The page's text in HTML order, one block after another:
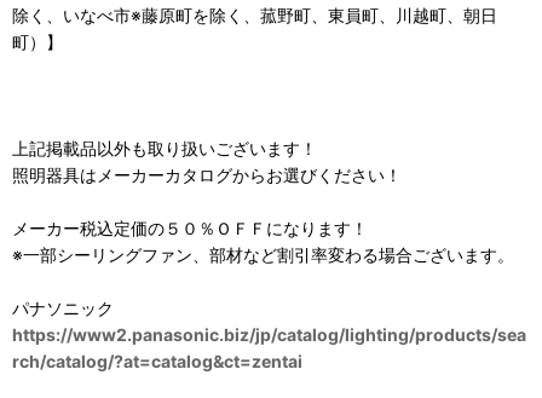
除く、いなべ市※藤原町を除く、菰野町、東員町、川越町、朝日
町）】
上記掲載品以外も取り扱いございます！
照明器具はメーカーカタログからお選びください！
メーカー税込定価の５０％ＯＦＦになります！
※一部シーリングファン、部材など割引率変わる場合ございます。
パナソニック
https://www2.panasonic.biz/jp/catalog/lighting/products/sea
rch/catalog/?at=catalog&ct=zentai